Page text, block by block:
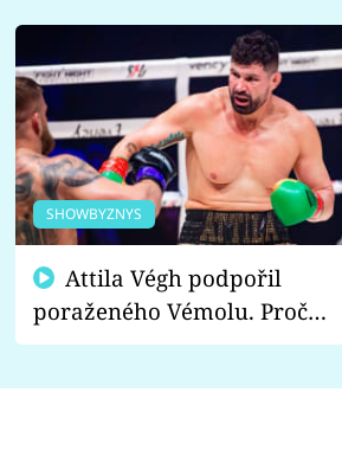
SHOWBYZNYS
poraženého Vémolu. Proč
chce raději zápasit s ním než